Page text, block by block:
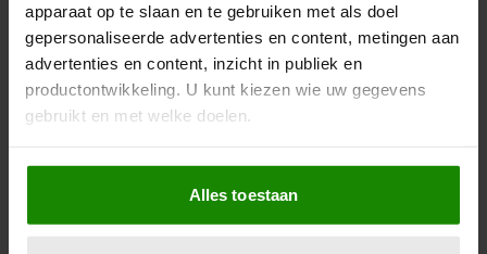
apparaat op te slaan en te gebruiken met als doel
gepersonaliseerde advertenties en content, metingen aan
advertenties en content, inzicht in publiek en
productontwikkeling. U kunt kiezen wie uw gegevens
gebruikt en met welke doelen.
Als u het toestaat, willen we ook graag:
Informatie verzamelen over uw geografische
locatie, die tot een paar meter nauwkeurig kan zijn
Alles toestaan
Hij wist zeker dat hij er vandaag bij zou zijn, maar
trok zich op het allerlaatste moment. Intussen zet hij
de Queen onder druk. Welkom bij een nieuwe
aflevering van de Andrew-soap.